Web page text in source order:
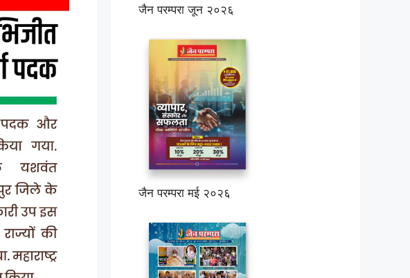
जैन परम्परा जून २०२६
जैन परम्परा मई २०२६